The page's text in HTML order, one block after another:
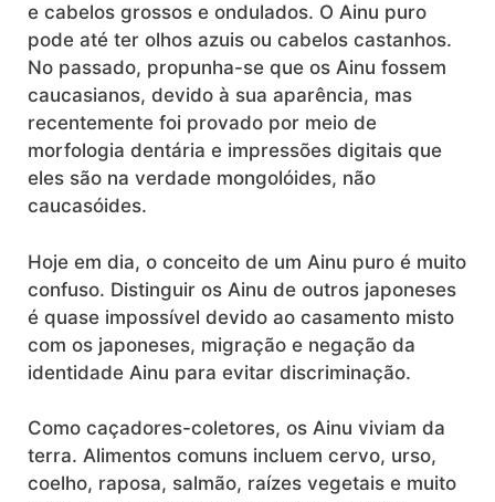
e cabelos grossos e ondulados. O Ainu puro
pode até ter olhos azuis ou cabelos castanhos.
No passado, propunha-se que os Ainu fossem
caucasianos, devido à sua aparência, mas
recentemente foi provado por meio de
morfologia dentária e impressões digitais que
eles são na verdade mongolóides, não
caucasóides.
Hoje em dia, o conceito de um Ainu puro é muito
confuso. Distinguir os Ainu de outros japoneses
é quase impossível devido ao casamento misto
com os japoneses, migração e negação da
identidade Ainu para evitar discriminação.
Como caçadores-coletores, os Ainu viviam da
terra. Alimentos comuns incluem cervo, urso,
coelho, raposa, salmão, raízes vegetais e muito